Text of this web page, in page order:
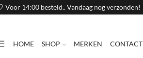
Voor 14:00 besteld.. Vandaag nog verzonden!
HOME SHOP MERKEN CONTACT